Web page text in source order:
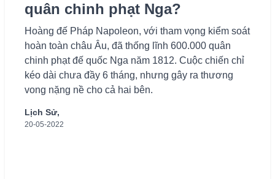
quân chinh phạt Nga?
Hoàng đế Pháp Napoleon, với tham vọng kiểm soát
hoàn toàn châu Âu, đã thống lĩnh 600.000 quân
chinh phạt đế quốc Nga năm 1812. Cuộc chiến chỉ
kéo dài chưa đầy 6 tháng, nhưng gây ra thương
vong nặng nề cho cả hai bên.
Lịch Sử,
20-05-2022